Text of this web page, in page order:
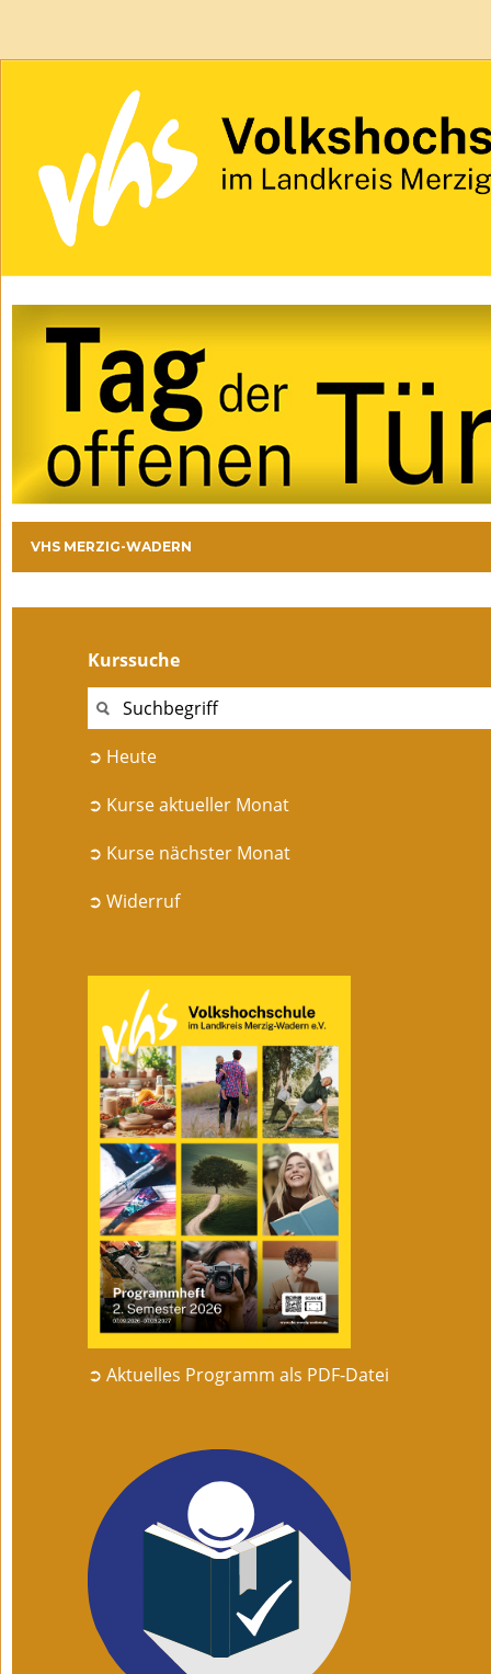
VHS MERZIG-WADERN
Kurssuche
➲ Heute
➲ Kurse aktueller Monat
➲ Kurse nächster Monat
➲ Widerruf
➲ Aktuelles Programm als PDF-Datei